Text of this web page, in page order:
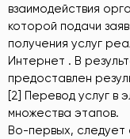
взаимодействия
которой подачи
получения услуг
Интернет . В
предоставлен
[2] Перевод услуг в
множества этапов.
Во-первых, следует